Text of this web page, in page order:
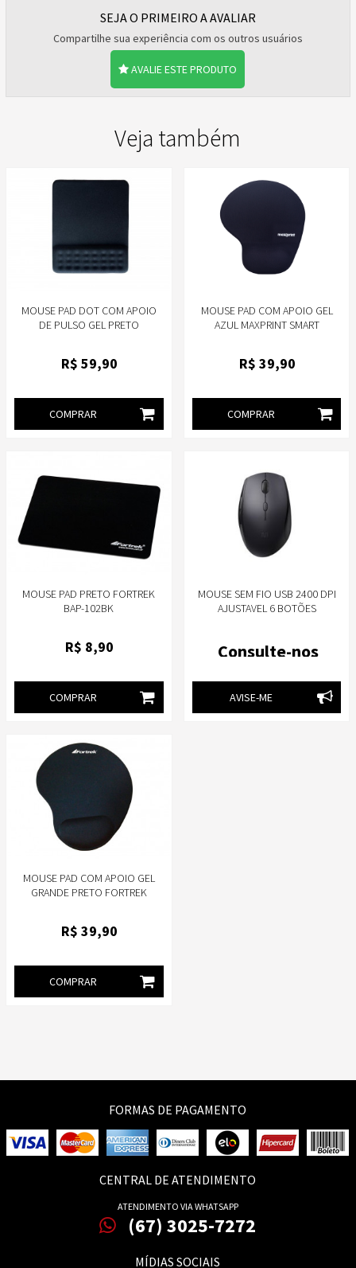
SEJA O PRIMEIRO A AVALIAR
Compartilhe sua experiência com os outros usuários
AVALIE ESTE PRODUTO
Veja também
MOUSE PAD DOT COM APOIO
DE PULSO GEL PRETO
R$ 59,90
COMPRAR
MOUSE PAD COM APOIO GEL
AZUL MAXPRINT SMART
R$ 39,90
COMPRAR
MOUSE PAD PRETO FORTREK
BAP-102BK
R$ 8,90
COMPRAR
MOUSE SEM FIO USB 2400 DPI
AJUSTAVEL 6 BOTÕES
MS400
Consulte-nos
AVISE-ME
MOUSE PAD COM APOIO GEL
GRANDE PRETO FORTREK
R$ 39,90
COMPRAR
FORMAS DE PAGAMENTO
CENTRAL DE ATENDIMENTO
ATENDIMENTO VIA WHATSAPP
(67) 3025-7272
MÍDIAS SOCIAIS